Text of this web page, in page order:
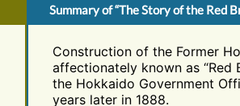
Summary of “The Story of the Red
Construction of the Former
affectionately known as “Red
the Hokkaido Government
years later in 1888.